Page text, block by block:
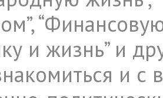
“Финансовую
и жизнь” и
и с